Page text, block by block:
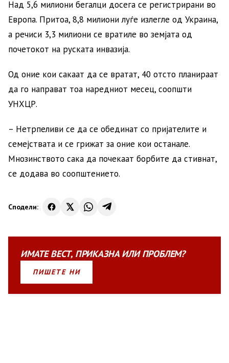
Над 5,6 милиони бегалци досега се регистрирани во
Европа. Притоа, 8,8 милиони луѓе излегле од Украина,
а речиси 3,3 милиони се вратиле во земјата од
почетокот на руската инвазија.
Од оние кои сакаат да се вратат, 40 отсто планираат
да го направат тоа наредниот месец, соопшти
УНХЦР.
– Нетрпеливи се да се обединат со пријателите и
семејствата и се грижат за оние кои останале.
Мнозинството сака да почекаат борбите да стивнат,
се додава во соопштението.
Сподели:
ИМАТЕВЕСТ, ПРИКАЗНАИЛИПРОБЛЕМ?
ПИШЕТЕ НИ